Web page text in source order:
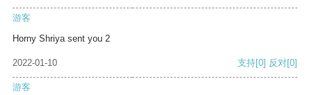
游客
Horny Shriya sent you 2
2022-01-10 支持[0] 反对[0]
游客